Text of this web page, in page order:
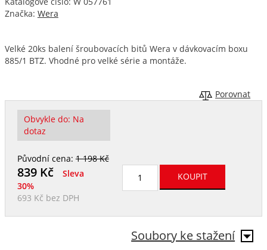
Značka: Wera
Velké 20ks balení šroubovacích bitů Wera v dávkovacím boxu
885/1 BTZ. Vhodné pro velké série a montáže.
Porovnat
Obvykle do: Na
dotaz
Původní cena:1 198 Kč
839Kč
Sleva
30%
693 Kč bez DPH
Soubory ke stažení